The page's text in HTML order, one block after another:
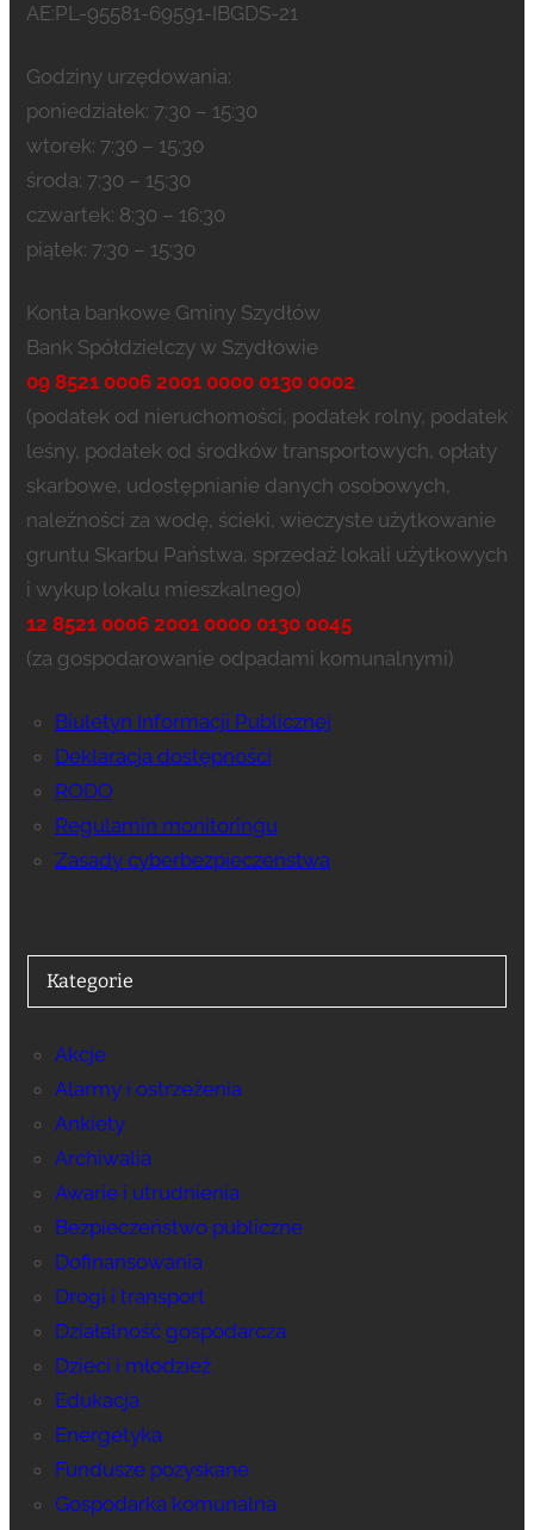
AE:PL-95581-69591-IBGDS-21
Godziny urzędowania:
poniedziałek: 7:30 – 15:30
wtorek: 7:30 – 15:30
środa: 7:30 – 15:30
czwartek: 8:30 – 16:30
piątek: 7:30 – 15:30
Konta bankowe Gminy Szydłów
Bank Spółdzielczy w Szydłowie
09 8521 0006 2001 0000 0130 0002
(podatek od nieruchomości, podatek rolny, podatek
leśny, podatek od środków transportowych, opłaty
skarbowe, udostępnianie danych osobowych,
należności za wodę, ścieki, wieczyste użytkowanie
gruntu Skarbu Państwa, sprzedaż lokali użytkowych
i wykup lokalu mieszkalnego)
12 8521 0006 2001 0000 0130 0045
(za gospodarowanie odpadami komunalnymi)
Biuletyn Informacji Publicznej
Deklaracja dostępności
RODO
Regulamin monitoringu
Zasady cyberbezpieczeństwa
Kategorie
Akcje
Alarmy i ostrzeżenia
Ankiety
Archiwalia
Awarie i utrudnienia
Bezpieczeństwo publiczne
Dofinansowania
Drogi i transport
Działalność gospodarcza
Dzieci i młodzież
Edukacja
Energetyka
Fundusze pozyskane
Gospodarka komunalna